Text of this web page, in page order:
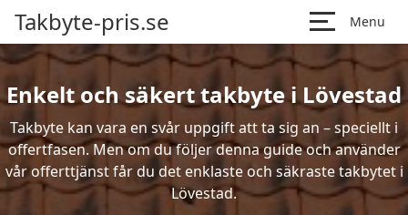
Takbyte-pris.se Menu
Enkelt och säkert takbyte i Lövestad
Takbyte kan vara en svår uppgift att ta sig an – speciellt i
offertfasen. Men om du följer denna guide och använder
vår offerttjänst får du det enklaste och säkraste takbytet i
Lövestad.